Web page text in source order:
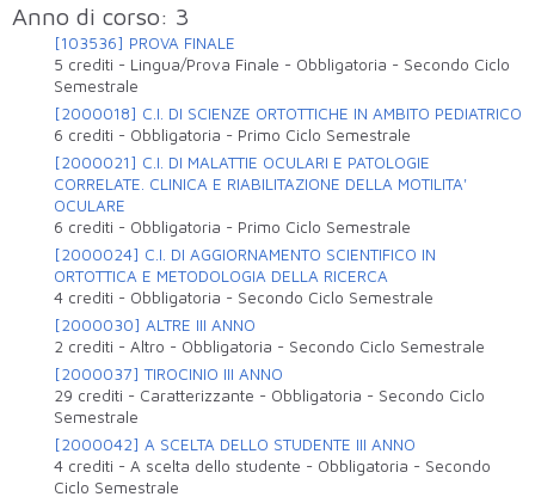
Anno di corso: 3
[103536] PROVA FINALE
5 crediti - Lingua/Prova Finale - Obbligatoria - Secondo Ciclo
Semestrale
[2000018] C.I. DI SCIENZE ORTOTTICHE IN AMBITO PEDIATRICO
6 crediti - Obbligatoria - Primo Ciclo Semestrale
[2000021] C.I. DI MALATTIE OCULARI E PATOLOGIE
CORRELATE. CLINICA E RIABILITAZIONE DELLA MOTILITA'
OCULARE
6 crediti - Obbligatoria - Primo Ciclo Semestrale
[2000024] C.I. DI AGGIORNAMENTO SCIENTIFICO IN
ORTOTTICA E METODOLOGIA DELLA RICERCA
4 crediti - Obbligatoria - Secondo Ciclo Semestrale
[2000030] ALTRE III ANNO
2 crediti -Altro - Obbligatoria - Secondo Ciclo Semestrale
[2000037] TIROCINIO III ANNO
29 crediti - Caratterizzante - Obbligatoria - Secondo Ciclo
Semestrale
[2000042] A SCELTA DELLO STUDENTE III ANNO
4 crediti -A scelta dello studente - Obbligatoria - Secondo
Ciclo Semestrale